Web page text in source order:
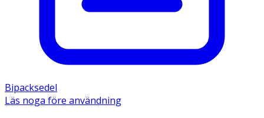
Bipacksedel
Läs noga före användning